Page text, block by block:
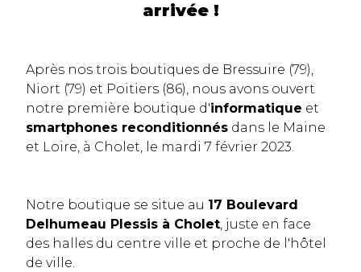
arrivée !
Après nos trois boutiques de Bressuire (79),
Niort (79) et Poitiers (86), nous avons ouvert
notre première boutique d'informatique et
smartphones reconditionnés dans le Maine
et Loire, à Cholet, le mardi 7 février 2023.
Notre boutique se situe au 17 Boulevard
Delhumeau Plessis à Cholet, juste en face
des halles du centre ville et proche de l'hôtel
de ville.